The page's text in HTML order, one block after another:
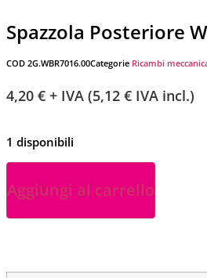
Spazzola Posteriore
COD 2G.WBR7016.00Categorie Ricambi
4,20 € + IVA (5,12 € IVA incl.)
1 disponibili
Aggiungi al carrello